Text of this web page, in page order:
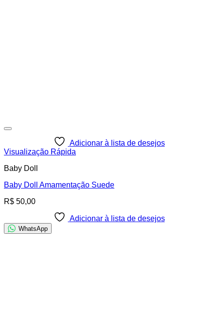
Adicionar à lista de desejos
Visualização Rápida
Baby Doll
Baby Doll Amamentação Suede
R$ 50,00
Adicionar à lista de desejos
WhatsApp